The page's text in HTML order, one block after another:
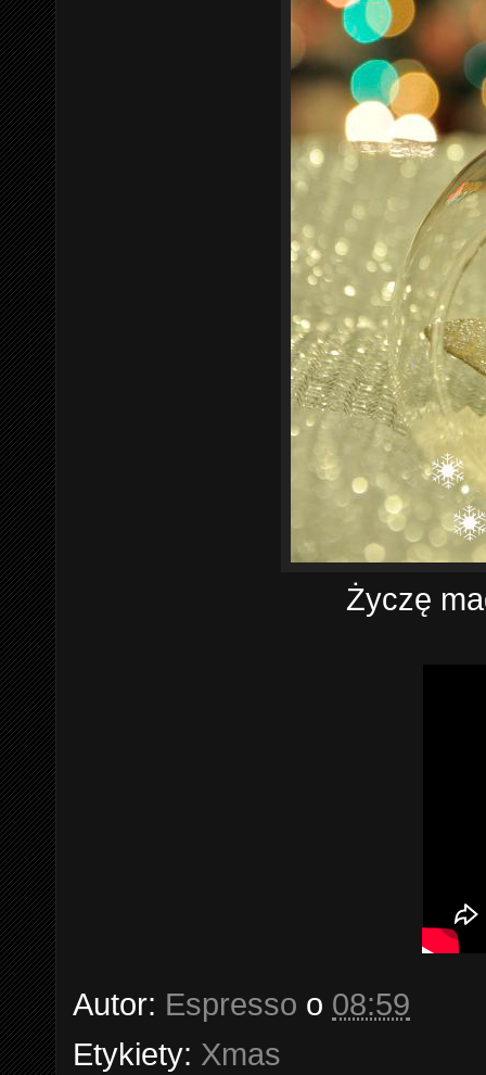
Życzę
Autor: Espresso o 08:59
Etykiety: Xmas